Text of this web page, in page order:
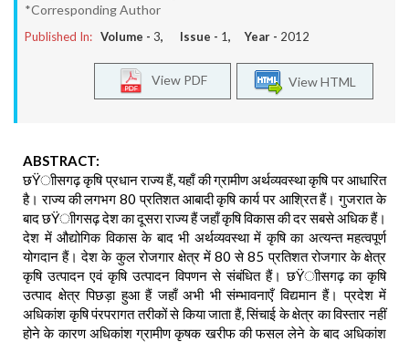
*Corresponding Author
Published In: Volume - 3, Issue - 1, Year - 2012
View HTML
View PDF
ABSTRACT:
छŸाीसगढ़ कृषि प्रधान राज्य हैं, यहाँ की ग्रामीण अर्थव्यवस्था कृषि पर आधारित
है। राज्य की लगभग 80 प्रतिशत आबादी कृषि कार्य पर आश्रित हैं। गुजरात के
बाद छŸाीगसढ़ देश का दूसरा राज्य हैं जहाँ कृषि विकास की दर सबसे अधिक हैं।
देश में औद्योगिक विकास के बाद भी अर्थव्यवस्था में कृषि का अत्यन्त महत्वपूर्ण
योगदान हैं। देश के कुल रोजगार क्षेत्र में 80 से 85 प्रतिशत रोजगार के क्षेत्र
कृषि उत्पादन एवं कृषि उत्पादन विपणन से संबंधित हैं। छŸाीसगढ़ का कृषि
उत्पाद क्षेत्र पिछड़ा हुआ हैं जहाँ अभी भी संम्भावनाएँ विद्यमान हैं। प्रदेश में
अधिकांश कृषि पंरपरागत तरीकों से किया जाता हैं, सिंचाई के क्षेत्र का विस्तार नहीं
होने के कारण अधिकांश ग्रामीण कृषक खरीफ की फसल लेने के बाद अधिकांश